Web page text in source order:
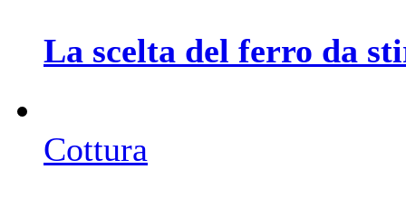
La scelta del ferro da
Cottura